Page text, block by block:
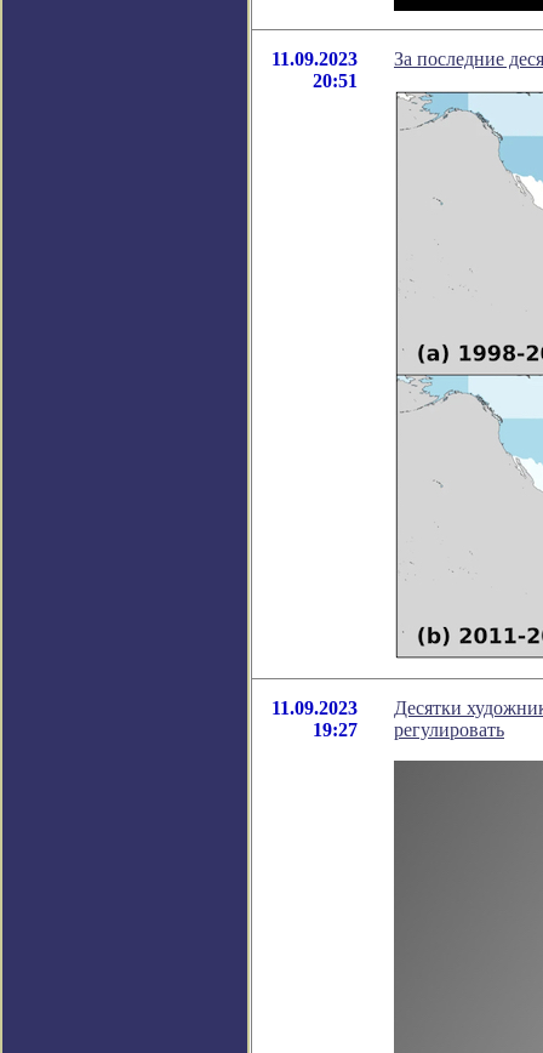
11.09.2023
20:51
За последние
11.09.2023
19:27
Десятки
регулировать